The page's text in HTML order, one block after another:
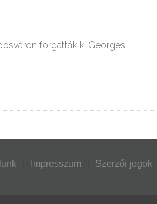
forgatták ki Georges
Impresszum Szerzői jogok